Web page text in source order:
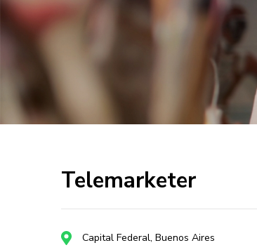
Telemarketer
Capital Federal, Buenos Aires